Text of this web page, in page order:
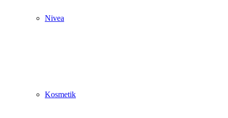
Nivea
Kosmetik